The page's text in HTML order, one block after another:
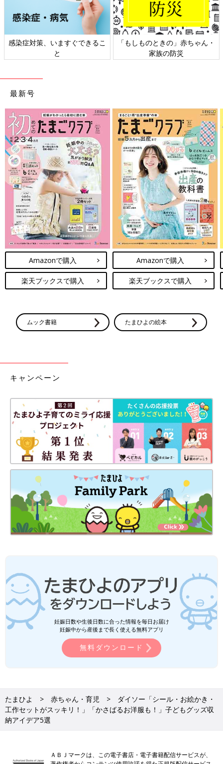
感染症対策、いますぐできるこ
と
「もしものときの」赤ちゃん・
家族の防災
最新号
Amazonで購入
楽天ブックスで購入
Amazonで購入
楽天ブックスで購入
ムック書籍 たまひよの絵本
キャンペーン
妊娠日数や生後日数に合った情報を毎日お届け
妊娠中から産後まで長く使える無料アプリ
無料ダウンロード
たまひよ 赤ちゃん・育児
ダイソー「シール・お絵かき・
工作セットがスッキリ！」「かさばるお洋服も！」子どもグッズ収
納アイデア5選
ＡＢＪマークは、この電子書店・電子書籍配信サービスが、